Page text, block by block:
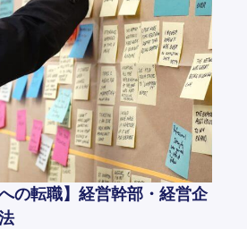
の転職】経営幹部・経営企